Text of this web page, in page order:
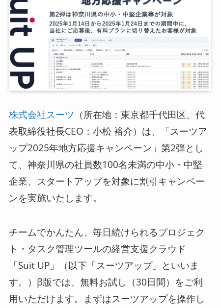
お問い合わせ
ログイン
スーツアップを無料ではじめる▶
サービス概要資料はこちら
株式会社スーツ
（所在地：東京都千代田区、代
表取締役社長CEO：小松 裕介）は、「スーツア
ップ2025年地方応援キャンペーン」第2弾とし
て、神奈川県の社員数100名未満の中小・中堅
企業、スタートアップを対象に割引キャンペー
ンを実施いたします。
チームでかんたん、毎日続けられるプロジェク
ト・タスク管理ツールの経営支援クラウド
「Suit UP」（以下「スーツアップ」といいま
す。）β版では、無料お試し（30日間）をご利
用いただけます。まずはスーツアップを操作し